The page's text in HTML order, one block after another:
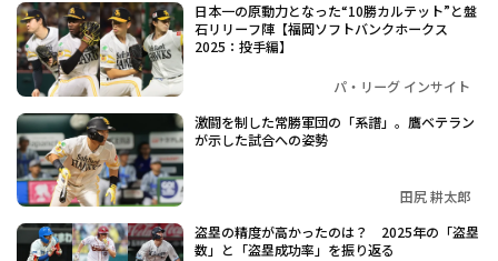
日本一の原動力となった“10勝カルテット”と盤
石リリーフ陣【福岡ソフトバンクホークス
2025：投手編】
パ・リーグ インサイト
激闘を制した常勝軍団の「系譜」。鷹ベテラン
が示した試合への姿勢
田尻 耕太郎
盗塁の精度が高かったのは？ 2025年の「盗塁
数」と「盗塁成功率」を振り返る